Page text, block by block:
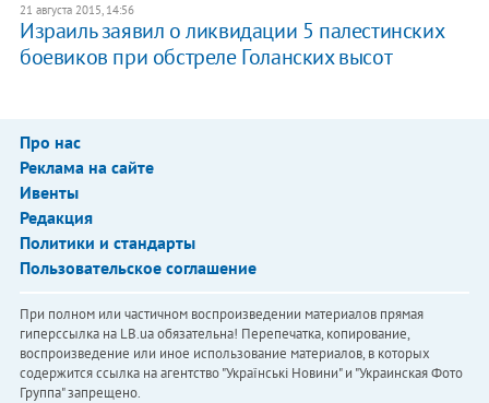
21 августа 2015, 14:56
Израиль заявил о ликвидации 5 палестинских
боевиков при обстреле Голанских высот
Про нас
Реклама на сайте
Ивенты
Редакция
Политики и стандарты
Пользовательское соглашение
При полном или частичном воспроизведении материалов прямая
гиперссылка на LB.ua обязательна! Перепечатка, копирование,
воспроизведение или иное использование материалов, в которых
содержится ссылка на агентство "Українськi Новини" и "Украинская Фото
Группа" запрещено.